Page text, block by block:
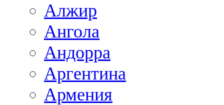
Алжир
Ангола
Андорра
Аргентина
Армения